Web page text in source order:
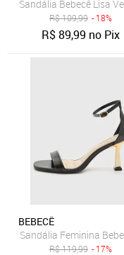
Sandália Bebecê Lisa
R$109,99 - 18%
R$89,99 no Pix
BEBECÊ
Sandália Feminina
R$119,99 - 17%